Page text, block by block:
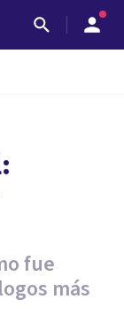
fue
más